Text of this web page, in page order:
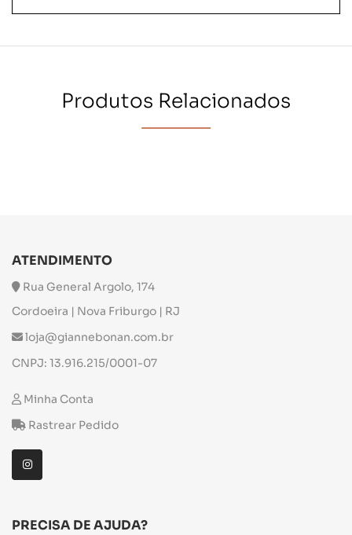
Produtos Relacionados
ATENDIMENTO
Rua General Argolo, 174
Cordoeira | Nova Friburgo | RJ
loja@giannebonan.com.br
CNPJ: 13.916.215/0001-07
Minha Conta
Rastrear Pedido
PRECISA DE AJUDA?